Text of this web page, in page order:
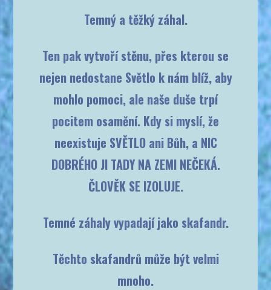
Temný a těžký záhal.
Ten pak vytvoří stěnu, přes kterou se
nejen nedostane Světlo k nám blíž, aby
mohlo pomoci, ale naše duše trpí
pocitem osamění. Kdy si myslí, že
neexistuje SVĚTLO ani Bůh, a NIC
DOBRÉHO JI TADY NA ZEMI NEČEKÁ.
ČLOVĚK SE IZOLUJE.
Temné záhaly vypadají jako skafandr.
Těchto skafandrů může být velmi
mnoho.